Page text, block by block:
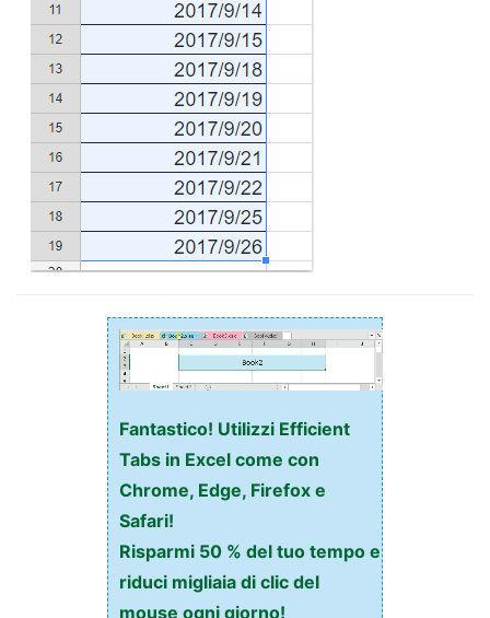
Fantastico! Utilizzi Efficient
Tabs in Excel come con
Chrome, Edge, Firefox e
Safari!
Risparmi 50 % del tuo tempo e
riduci migliaia di clic del
mouse ogni giorno!